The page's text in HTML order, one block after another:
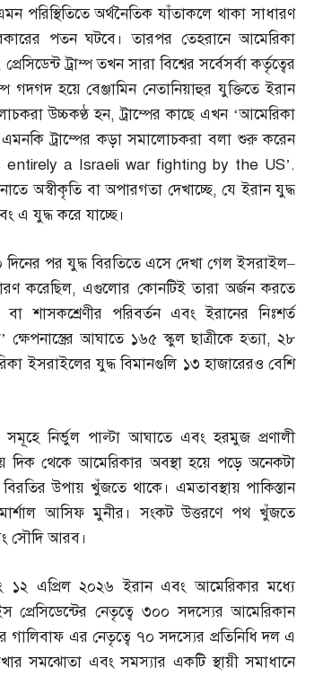
পরিস্থিতিতে অর্থনৈতিক যাঁতাকলে থাকা সাধারণ
পতন ঘটবে। তারপর তেহরানে আমেরিকা
প্রেসিডেন্ট ট্রাম্প তখন সারা বিশ্বের সর্বেসর্বা কর্তৃত্বের
গদগদ হয়ে বেঞ্জামিন নেতানিয়াহুর যুক্তিতে ইরান
উচ্চকণ্ঠ হন,ট্রাম্পের কাছে এখন ‘আমেরিকা
এমনকি ট্রাম্পের কড়া সমালোচকরা বলা শুরু করেন
a Israeli war fighting by the US’.
অস্বীকৃতি বা অপারগতা দেখাচ্ছে,যে ইরান যুদ্ধ
এ যুদ্ধ করে যাচ্ছে।
পর যুদ্ধ বিরতিতে এসে দেখা গেল ইসরাইল–
করেছিল,এগুলোর কোনটিই তারা অর্জন করতে
বা শাসকশ্রেণীর পরিবর্তন এবং ইরানের নিঃশর্ত
আঘাতে ১৬৫ স্কুল ছাত্রীকে হত্যা,২৮
ইসরাইলের যুদ্ধ বিমানগুলি ১৩ হাজারেরও বেশি
সমূহে নির্ভুল পাল্টা আঘাতে এবং হরমুজ প্রণালী
থেকে আমেরিকার অবস্থা হয়ে পড়ে অনেকটা
উপায় খুঁজতে থাকে। এমতাবস্থায় পাকিস্তান
মার্শাল আসিফ মুনীর। সংকট উত্তরণে পথ খুঁজতে
সৌদি আরব।
১২ এপ্রিল ২০২৬ ইরান এবং আমেরিকার মধ্যে
নেতৃত্বে ৩০০ সদস্যের আমেরিকান
গালিবাফ এর নেতৃত্বে ৭০ সদস্যের প্রতিনিধি দল এ
সমঝোতা এবং সমস্যার একটি স্থায়ী সমাধানে